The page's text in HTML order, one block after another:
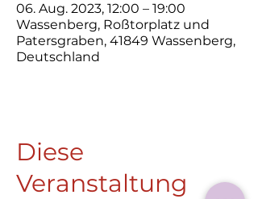
06. Aug. 2023, 12:00 – 19:00
Wassenberg, Roßtorplatz und
Patersgraben, 41849 Wassenberg,
Deutschland
Diese
Veranstaltung